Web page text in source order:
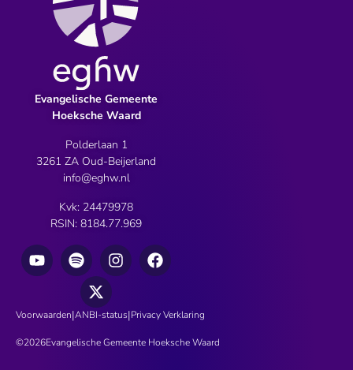
Evangelische Gemeente
Hoeksche Waard
Polderlaan 1
3261 ZA Oud-Beijerland
info@eghw.nl
Kvk: 24479978
RSIN: 8184.77.969
Voorwaarden|ANBI-status|Privacy Verklaring
©2026Evangelische Gemeente Hoeksche Waard